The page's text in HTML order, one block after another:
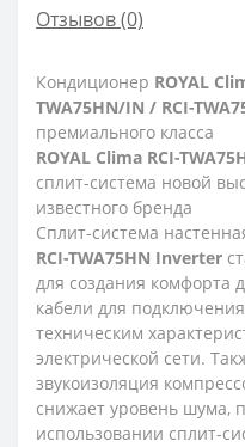
Отзывов (0)
Кондиционер ROYAL
TWA75HN/IN / RCI-
премиального класса
ROYAL Clima RCI-
сплит-система новой
известного бренда
Сплит-система
RCI-TWA75HN Inverter
для создания комфорта
кабели для
техническим
электрической сети.
звукоизоляция
снижает уровень шума,
использовании сплит-